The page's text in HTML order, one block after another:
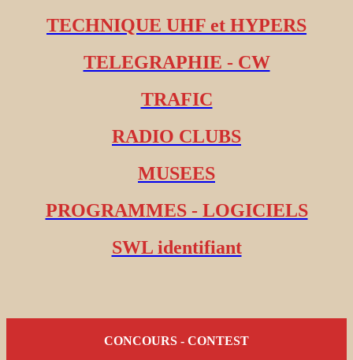
TECHNIQUE UHF et HYPERS
TELEGRAPHIE - CW
TRAFIC
RADIO CLUBS
MUSEES
PROGRAMMES - LOGICIELS
SWL identifiant
CONCOURS - CONTEST